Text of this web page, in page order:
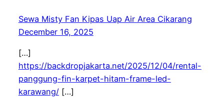
Sewa Misty Fan Kipas Uap Air Area Cikarang
December 16, 2025
[…]
https://backdropjakarta.net/2025/12/04/rental-
panggung-fin-karpet-hitam-frame-led-
karawang/[…]